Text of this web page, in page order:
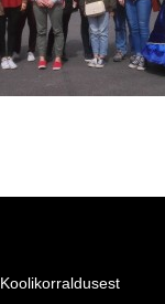
Koolikorraldusest